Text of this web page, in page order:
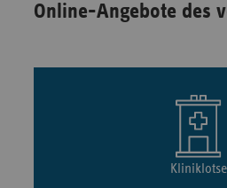
Online-Angebote des
Kliniklotse